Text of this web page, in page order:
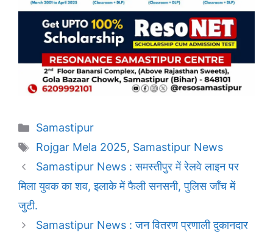
Categories
Samastipur
Tags
Rojgar Mela 2025, Samastipur News
Samastipur News : समस्तीपुर में रेलवे लाइन पर
मिला युवक का शव, इलाके में फैली सनसनी, पुलिस जाँच में
जुटी.
Samastipur News : जन वितरण प्रणाली दुकानदार